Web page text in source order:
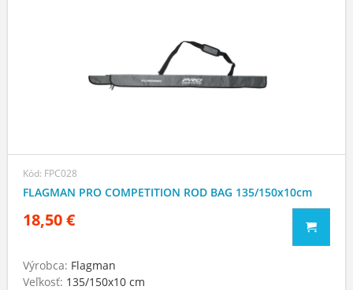
Kód: FPC028
FLAGMAN PRO COMPETITION ROD BAG 135/150x10cm
18,50 €
Výrobca: Flagman
Veľkosť: 135/150х10 cm